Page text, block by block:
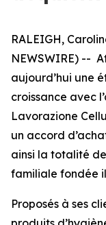
RALEIGH,
NEWSWIRE) --
aujourd’hui une
croissance avec
Lavorazione
un accord
ainsi la totalité
familiale fondée il
Proposés à ses